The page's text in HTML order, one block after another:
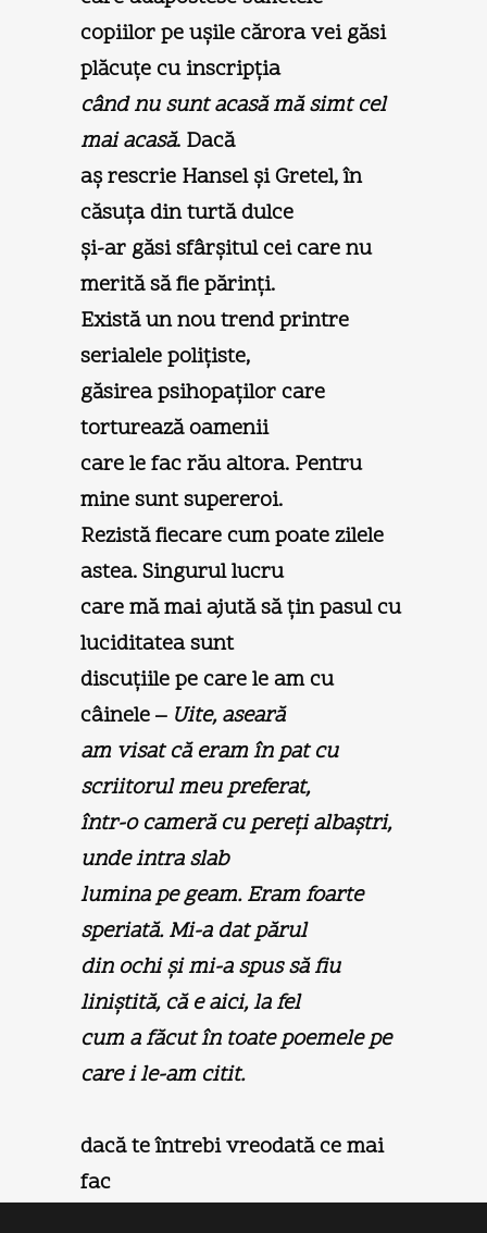
copiilor pe uşile cărora vei găsi
plăcuţe cu inscripţia
când nu sunt acasă mă simt cel
mai acasă. Dacă
aş rescrie Hansel şi Gretel, în
căsuţa din turtă dulce
şi-ar găsi sfârşitul cei care nu
merită să fie părinţi.
Există un nou trend printre
serialele poliţiste,
găsirea psihopaţilor care
torturează oamenii
care le fac rău altora. Pentru
mine sunt supereroi.
Rezistă fiecare cum poate zilele
astea. Singurul lucru
care mă mai ajută să ţin pasul cu
luciditatea sunt
discuţiile pe care le am cu
câinele – Uite, aseară
am visat că eram în pat cu
scriitorul meu preferat,
într-o cameră cu pereţi albaştri,
unde intra slab
lumina pe geam. Eram foarte
speriată. Mi-a dat părul
din ochi şi mi-a spus să fiu
liniştită, că e aici, la fel
cum a făcut în toate poemele pe
care i le-am citit.
dacă te întrebi vreodată ce mai
fac